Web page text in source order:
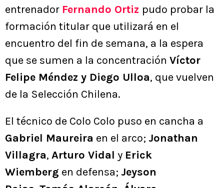
entrenador Fernando Ortiz pudo probar la
formación titular que utilizará en el
encuentro del fin de semana, a la espera
que se sumen a la concentración Víctor
Felipe Méndez y Diego Ulloa, que vuelven
de la Selección Chilena.
El técnico de Colo Colo puso en cancha a
Gabriel Maureira en el arco; Jonathan
Villagra, Arturo Vidal y Erick
Wiemberg en defensa; Jeyson